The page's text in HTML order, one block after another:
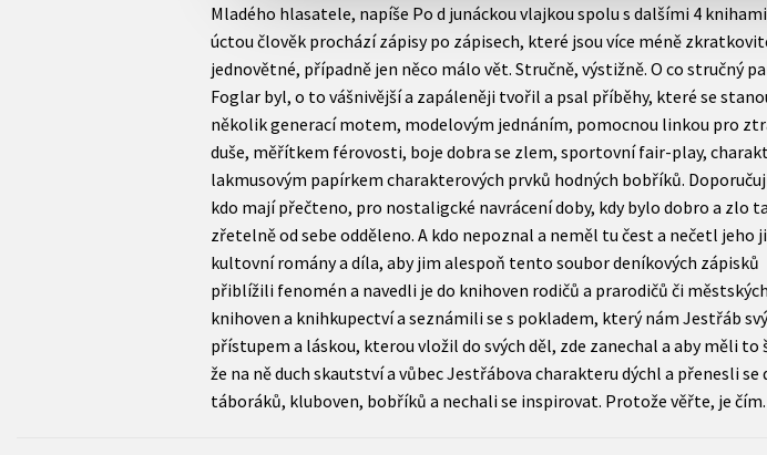
Mladého hlasatele, napíše Po d junáckou vlajkou spolu s dalšími 4
úctou člověk prochází zápisy po zápisech, které jsou více méně
jednovětné, případně jen něco málo vět. Stručně, výstižně. O co stručný
Foglar byl, o to vášnivější a zapáleněji tvořil a psal příběhy, které se
několik generací motem, modelovým jednáním, pomocnou linkou pro
duše, měřítkem férovosti, boje dobra se zlem, sportovní fair-play,
lakmusovým papírkem charakterových prvků hodných bobříků.
kdo mají přečteno, pro nostaligcké navrácení doby, kdy bylo dobro a zlo
zřetelně od sebe odděleno. A kdo nepoznal a neměl tu čest a nečetl jeho
kultovní romány a díla, aby jim alespoň tento soubor deníkových zápisků
přiblížili fenomén a navedli je do knihoven rodičů a prarodičů či městských
knihoven a knihkupectví a seznámili se s pokladem, který nám Jestřáb
přístupem a láskou, kterou vložil do svých děl, zde zanechal a aby měli to
že na ně duch skautství a vůbec Jestřábova charakteru dýchl a přenesli se
táboráků, kluboven, bobříků a nechali se inspirovat. Protože věřte, je čím.